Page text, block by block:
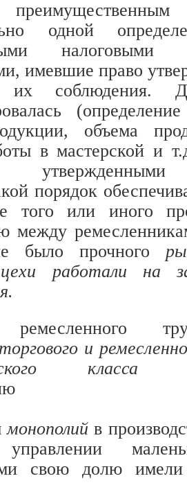
преимущественным
одной
имевшие право
их соблюдения.
объема
в мастерской и
порядок
того или иного
между
было прочного
цехи работали на
ремесленного
торгового и
монополийв
свою долю